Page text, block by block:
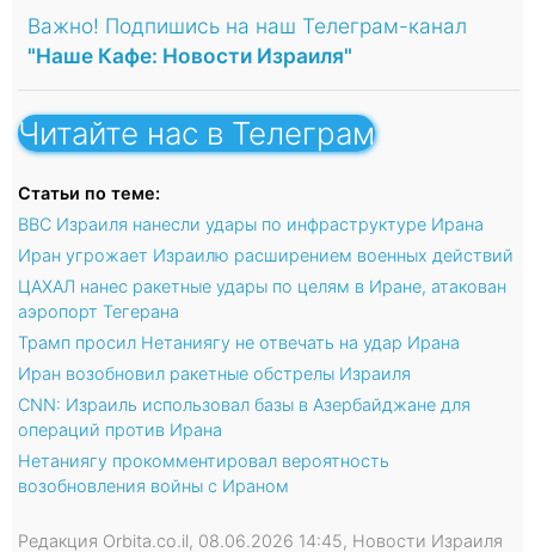
Важно! Подпишись на наш Телеграм-канал
"Наше Кафе: Новости Израиля"
Читайте нас в Телеграм
Статьи по теме:
ВВС Израиля нанесли удары по инфраструктуре Ирана
Иран угрожает Израилю расширением военных действий
ЦАХАЛ нанес ракетные удары по целям в Иране, атакован
аэропорт Тегерана
Трамп просил Нетаниягу не отвечать на удар Ирана
Иран возобновил ракетные обстрелы Израиля
CNN: Израиль использовал базы в Азербайджане для
операций против Ирана
Нетаниягу прокомментировал вероятность
возобновления войны с Ираном
Редакция Orbita.co.il, 08.06.2026 14:45, Новости Израиля